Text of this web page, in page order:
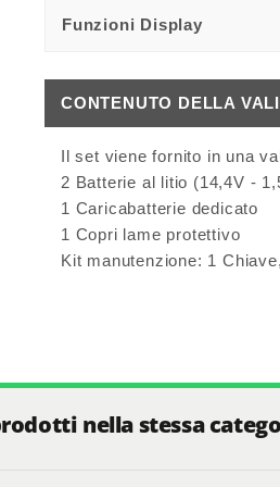
Funzioni Display
CONTENUTO DELLA
Il set viene fornito in una
2 Batterie al litio (14,4V -
1 Caricabatterie dedicato
1 Copri lame protettivo
Kit manutenzione: 1
nella stessa